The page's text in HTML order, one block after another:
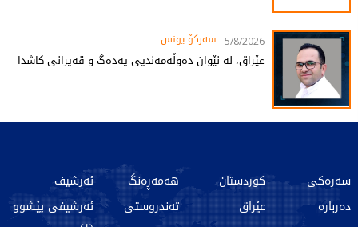
5/8/2026 سەرکۆ یونس
عێراق، لە نێوان دەوڵەمەندیی یەدەگ و قەیرانی کاشدا
سەرەکی
دەربارە
کوردستان
عێراق
هەمەڕەنگ
تەندروستی
ئەرشیف
ئەرشیفی پێشوو